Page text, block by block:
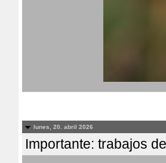
lunes, 20. abril 2026
Importante: trabajos